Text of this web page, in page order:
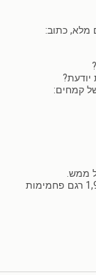
ממש.
תוענים, ש ב 100 רגם של לחם מוכן יש 1,9 רגם פחמימות